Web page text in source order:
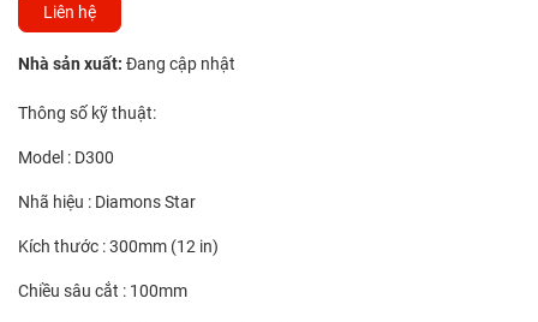
Liên hệ
Nhà sản xuất: Đang cập nhật
Thông số kỹ thuật:
Model : D300
Nhã hiệu : Diamons Star
Kích thước : 300mm (12 in)
Chiều sâu cắt : 100mm